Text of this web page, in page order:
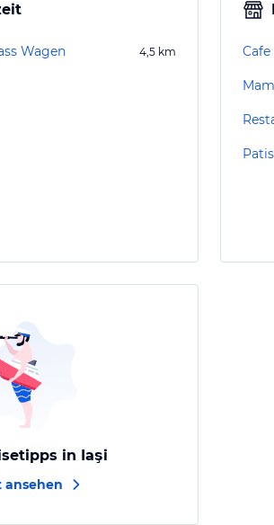
Wagen 4,5 km Cafe
in Iaşi
ansehen